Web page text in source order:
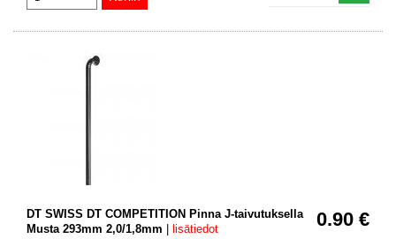
0.90 €
DT SWISS DT COMPETITION Pinna J-taivutuksella
Musta 293mm 2,0/1,8mm
lisätiedot